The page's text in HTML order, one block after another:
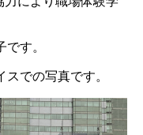
す。
での写真です。